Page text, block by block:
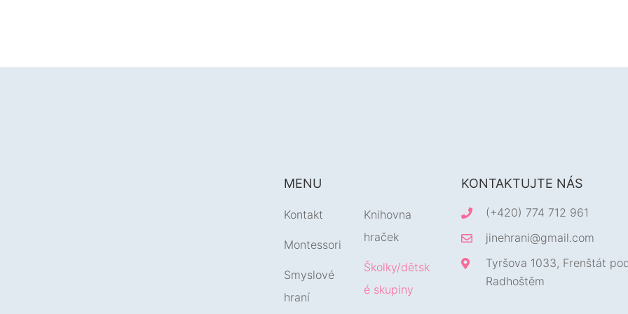
MENU
Kontakt
Montessori
Smyslové
hraní
Knihovna
hraček
Školky/dětsk
é skupiny
KONTAKTUJTE NÁS
(+420) 774 712 961
jinehrani@gmail.com
Tyršova 1033, Frenštát
Radhoštěm